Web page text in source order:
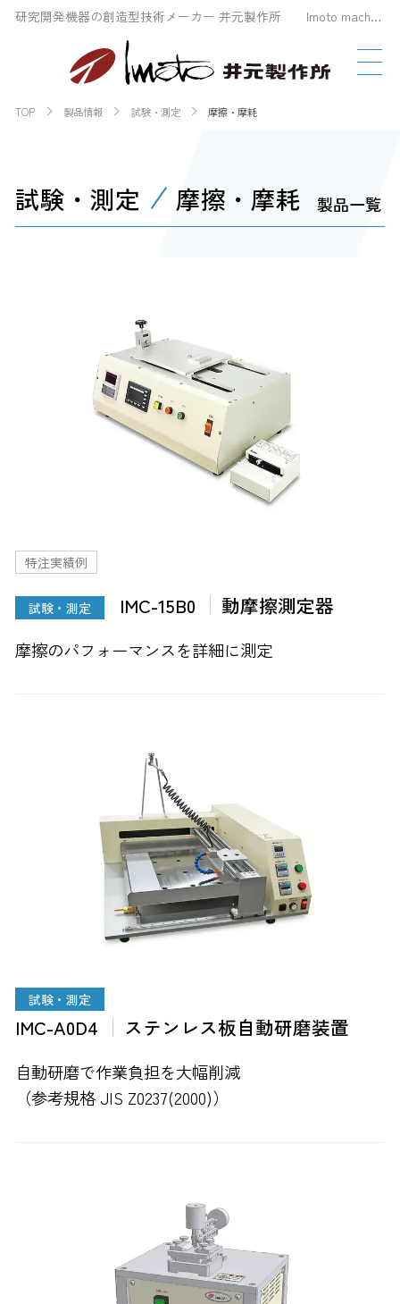
研究開発機器の創造型技術メーカー 井元製作所 Imoto machinery Co., LTD
TOP 製品情報 試験・測定 摩擦・摩耗
試験・測定 摩擦・摩耗 製品一覧
特注実績例
試験・測定 IMC-15B0 動摩擦測定器
摩擦のパフォーマンスを詳細に測定
試験・測定
IMC-A0D4 ステンレス板自動研磨装置
自動研磨で作業負担を大幅削減
（参考規格 JIS Z0237(2000)）